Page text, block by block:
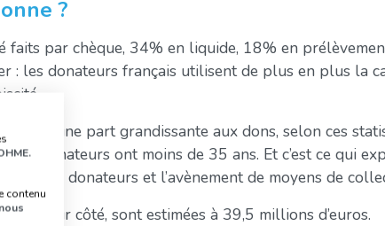
?
faits par chèque, 34% en liquide, 18% en
: les donateurs français utilisent de plus en plus la
une part grandissante aux dons, selon ces
des donateurs ont moins de 35 ans. Et c’est ce qui
des donateurs et l’avènement de moyens de
de leur côté, sont estimées à 39,5 millions d’euros.
contenu
nous